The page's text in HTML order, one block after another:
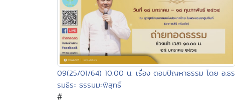
09(25/01/64) 10.00 น. เรื่อง ตอบปัญหาธรรม โดย อ.ธร
รมธีระ ธรรมมะพิสุทธิ์
#